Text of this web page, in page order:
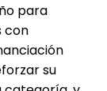
para
con
su